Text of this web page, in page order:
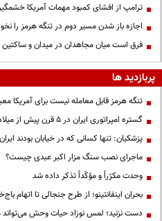
ترامپ از افشای کمبود مهمات آمریکا
اجازه باز شدن مسیر دوم در تنگه هرمز را
فرق است میان مجاهدان در میدان و ساکتین
پربازدید ها
تنگه هرمز قابل معامله نیست برای آمریکا
گستره امپراتوری ایران در ۵ قرن پیش از میلاد؛ تصویری از ایران ۲۵ قرن پیش
پزشکیان: تنها کسانی که در خیابان بودند
ماجرای نصب سنگ مزار اکبر عبدی چیست؟
وحدت مکرّراً و مؤکّداً تذکر داده شد
بحران اینفانتینو؛ از طرح جنجالی تا اتهام
دست نزنید؛ لمس نوزاد حیات وحش